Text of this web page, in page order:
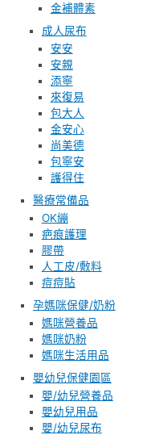
金補體素
成人尿布
安安
安親
添寧
來復易
包大人
金安心
尚美德
包寧安
護得住
醫療常備品
OK繃
疤痕護理
膠帶
人工皮/敷料
痘痘貼
孕媽咪保健/奶粉
媽咪營養品
媽咪奶粉
媽咪生活用品
嬰幼兒保健園區
嬰/幼兒營養品
嬰幼兒用品
嬰/幼兒尿布